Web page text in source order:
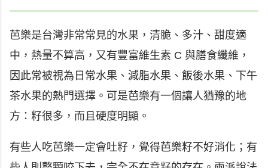
芭樂是台灣非常常見的水果，清脆、多汁、甜度適
中，熱量不算高，又有豐富維生素 C 與膳食纖維，
因此常被視為日常水果、減脂水果、飯後水果、下午
茶水果的熱門選擇。可是芭樂有一個讓人猶豫的地
方：籽很多，而且硬度明顯。
有些人吃芭樂一定會吐籽，覺得芭樂籽不好消化；有